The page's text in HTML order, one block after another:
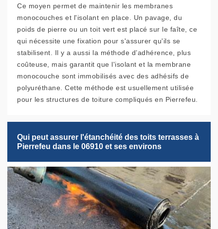
Ce moyen permet de maintenir les membranes
monocouches et l'isolant en place. Un pavage, du
poids de pierre ou un toit vert est placé sur le faîte, ce
qui nécessite une fixation pour s'assurer qu'ils se
stabilisent. Il y a aussi la méthode d’adhérence, plus
coûteuse, mais garantit que l'isolant et la membrane
monocouche sont immobilisés avec des adhésifs de
polyuréthane. Cette méthode est usuellement utilisée
pour les structures de toiture compliqués en Pierrefeu.
Qui peut assurer l'étanchéité des toits terrasses à
Pierrefeu dans le 06910 et ses environs